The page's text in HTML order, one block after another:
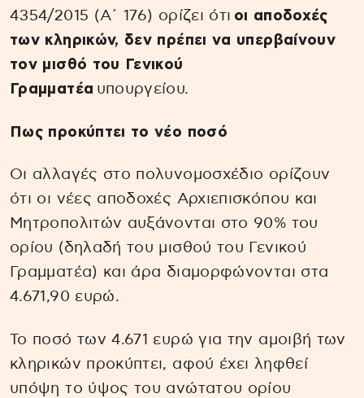
4354/2015 (Α΄ 176) ορίζει ότι οι αποδοχές
των κληρικών, δεν πρέπει να υπερβαίνουν
τον μισθό του Γενικού
Γραμματέα υπουργείου.
Πως προκύπτει το νέο ποσό
Οι αλλαγές στο πολυνομοσχέδιο ορίζουν
ότι οι νέες αποδοχές Αρχιεπισκόπου και
Μητροπολιτών αυξάνονται στο 90% του
ορίου (δηλαδή του μισθού του Γενικού
Γραμματέα) και άρα διαμορφώνονται στα
4.671,90 ευρώ.
Το ποσό των 4.671 ευρώ για την αμοιβή των
κληρικών προκύπτει, αφού έχει ληφθεί
υπόψη το ύψος του ανώτατου ορίου